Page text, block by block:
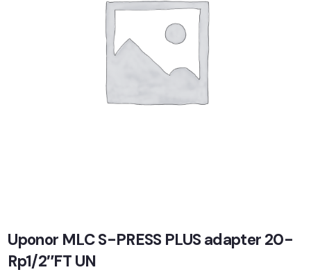
Uponor MLC S-PRESS PLUS adapter 20-
Rp1/2″FT UN